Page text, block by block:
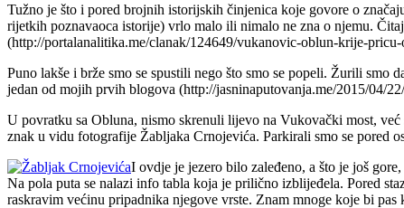
Tužno je što i pored brojnih istorijskih činjenica koje govore o
rijetkih poznavaoca istorije) vrlo malo ili nimalo ne zna o njemu.
(http://portalanalitika.me/clanak/124649/vukanovic-oblun-krije-
Puno lakše i brže smo se spustili nego što smo se popeli. Žurili
jedan od mojih prvih blogova (http://jasninaputovanja.me/2015/04/
U povratku sa Obluna, nismo skrenuli lijevo na Vukovački most,
znak u vidu fotografije Žabljaka Crnojevića. Parkirali smo se pored
I ovdje je jezero bilo zaleđeno, a što je još
Na pola puta se nalazi info tabla koja je prilično izblijeđela. Pored
raskravim većinu pripadnika njegove vrste. Znam mnoge koje bi